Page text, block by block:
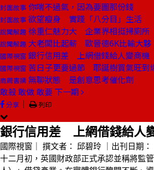
封面故事 你喘不過氣，因為要圖那份錢
封面故事 欲望瘦身 實踐「八分目」生活
說聞解趣 徐重仁魅力大 企業界相挺掃廁所
說聞解趣 大老闆比起薪 歐晉德6K比輸大夥
國際視窗 銀行信用差 上網借錢給人變商機
國際視窗 苦日子更要過節 耶誕樹買氣旺到
商周書摘 無聊狀態 是創意思考催化劑
敢殺 敢做 敢要下一期
分享 ｜ 列印
銀行信用差 上網借錢給人
國際視窗｜ 撰文者： 邱碧玲 ｜出刊日期：
十二月初，英國財政部正式承認並稱將監